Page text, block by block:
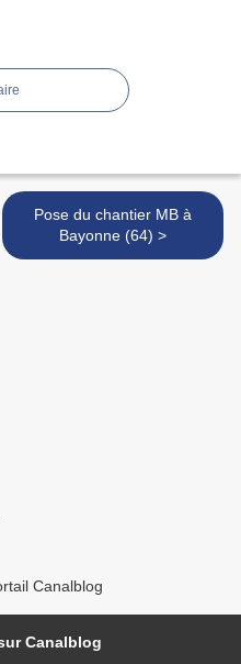
Pose du chantier MB à
Bayonne (64) >
Canalblog
Canalblog